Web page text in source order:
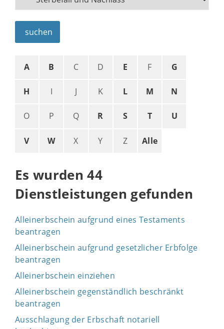
suchen
A B C D E F G
H I J K L M N
O P Q R S T U
V W X Y Z Alle
Es wurden 44
Dienstleistungen gefunden
Alleinerbschein aufgrund eines Testaments
beantragen
Alleinerbschein aufgrund gesetzlicher Erbfolge
beantragen
Alleinerbschein einziehen
Alleinerbschein gegenständlich beschränkt
beantragen
Ausschlagung der Erbschaft notariell